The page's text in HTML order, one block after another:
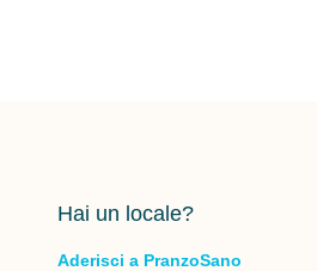
Hai un locale?
Aderisci a PranzoSano